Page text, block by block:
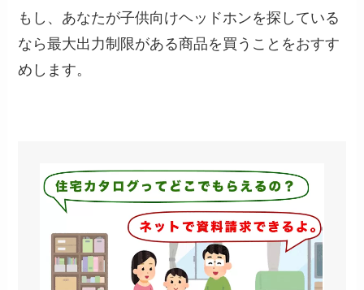
もし、あなたが子供向けヘッドホンを探している
なら最大出力制限がある商品を買うことをおすす
めします。